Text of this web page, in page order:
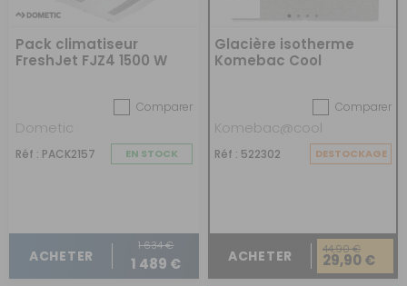
Pack climatiseur
FreshJet FJZ4 1500 W
Comparer
Dometic
Réf : PACK2157 EN STOCK
ACHETER
1 634 €
1 489 €
Glacière isotherme
Komebac Cool
Comparer
Komebac@cool
Réf : 522302 DESTOCKAGE
ACHETER 44,90 €
29,90 €